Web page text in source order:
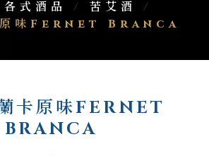
各式酒品 / 苦艾酒
/
原味Fernet Branca
卡原味FERNET
BRANCA